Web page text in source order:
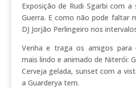
Exposição de Rudi Sgarbi com
Guerra. E como não pode faltar
DJ Jorjão Perlingeiro nos
Venha e traga os amigos para
mais lindo e animado de Niterói:
Cerveja gelada, sunset com a
a Guarderya tem.